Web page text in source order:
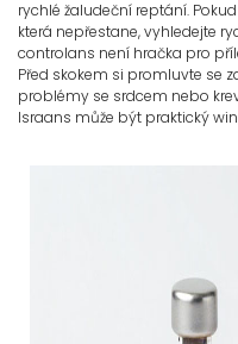
rychlé žaludeční reptání.
která nepřestane, vyhledejte
controlans není hračka pro
Před skokem si promluvte se
problémy se srdcem nebo
Israans může být praktický